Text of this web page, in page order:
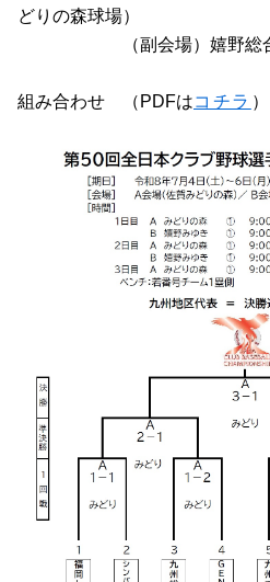
どりの森球場）
（副会場） 嬉野総
組み合わせ （PDFはコチラ ）